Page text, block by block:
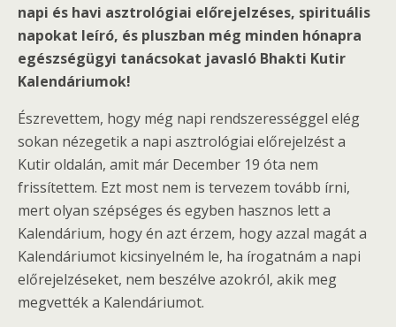
napi és havi asztrológiai előrejelzéses, spirituális
napokat leíró, és pluszban még minden hónapra
egészségügyi tanácsokat javasló Bhakti Kutir
Kalendáriumok!
Észrevettem, hogy még napi rendszerességgel elég
sokan nézegetik a napi asztrológiai előrejelzést a
Kutir oldalán, amit már December 19 óta nem
frissítettem. Ezt most nem is tervezem tovább írni,
mert olyan szépséges és egyben hasznos lett a
Kalendárium, hogy én azt érzem, hogy azzal magát a
Kalendáriumot kicsinyelném le, ha írogatnám a napi
előrejelzéseket, nem beszélve azokról, akik meg
megvették a Kalendáriumot.